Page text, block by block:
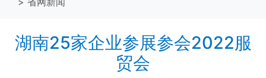
湖南25家企业参展参会2022服
贸会